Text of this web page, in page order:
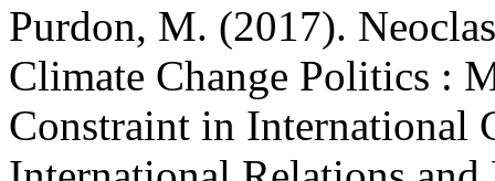
Purdon, M. (2017).
Climate Change Politics :
Constraint in International